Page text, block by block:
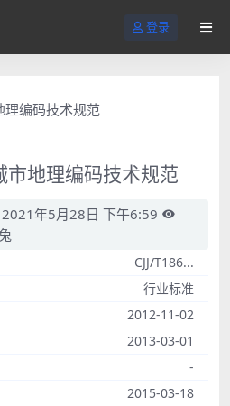
登录
市地理编码技术规范
2021年5月28日 下午6:59
CJJ/T186...
行业标准
2012-11-02
2013-03-01
-
2015-03-18